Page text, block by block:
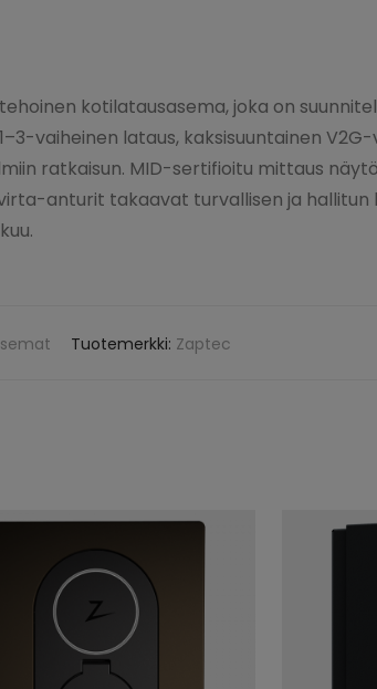
kotilatausasema, joka on
vaiheinen lataus, kaksisuuntainen V2G-
ratkaisun. MID-sertifioitu mittaus
anturit takaavat turvallisen ja hallitun
Tuotemerkki: Zaptec